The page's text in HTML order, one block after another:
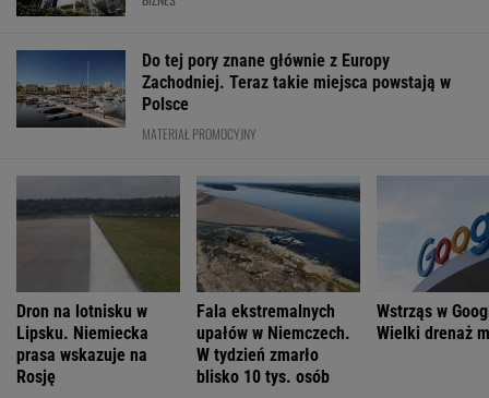
Do tej pory znane głównie z Europy
Zachodniej. Teraz takie miejsca powstają w
Polsce
MATERIAŁ PROMOCYJNY
Dron na lotnisku w
Lipsku. Niemiecka
prasa wskazuje na
Rosję
Fala ekstremalnych
upałów w Niemczech.
W tydzień zmarło
blisko 10 tys. osób
Wstrząs w
Wielki drenaż